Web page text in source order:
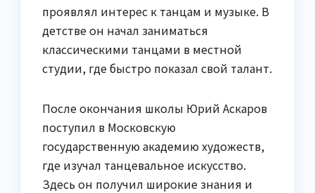
проявлял интерес к танцам и музыке. В
детстве он начал заниматься
классическими танцами в местной
студии, где быстро показал свой талант.
После окончания школы Юрий Аскаров
поступил в Московскую
государственную академию художеств,
где изучал танцевальное искусство.
Здесь он получил широкие знания и